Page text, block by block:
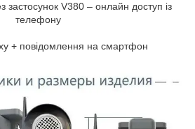
застосунок V380 – онлайн доступ із
телефону
+ повідомлення на смартфон